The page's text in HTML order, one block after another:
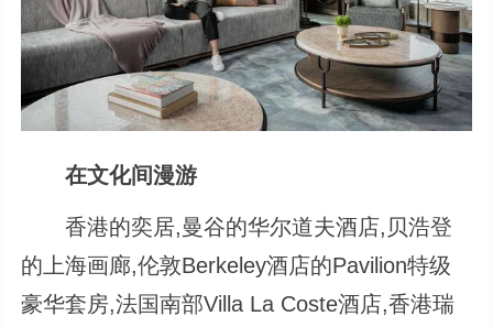
在文化间漫游
香港的奕居,曼谷的华尔道夫酒店,贝浩登
的上海画廊,伦敦Berkeley酒店的Pavilion特级
豪华套房,法国南部Villa La Coste酒店,香港瑞